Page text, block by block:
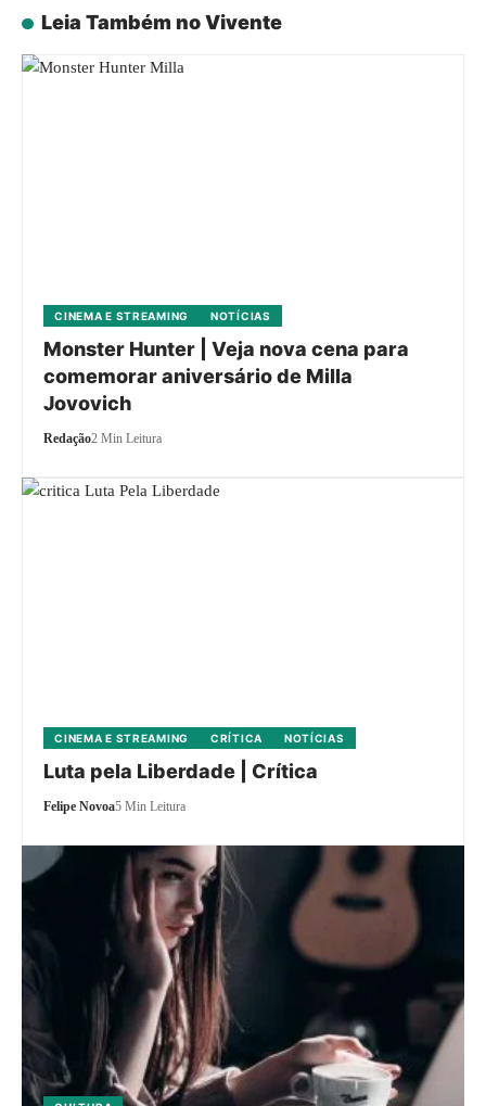
Leia Também no Vivente
CINEMA E STREAMING NOTÍCIAS
Monster Hunter | Veja nova cena para
comemorar aniversário de Milla
Jovovich
Redação2 Min Leitura
CINEMA E STREAMING CRÍTICA NOTÍCIAS
Luta pela Liberdade | Crítica
Felipe Novoa5 Min Leitura